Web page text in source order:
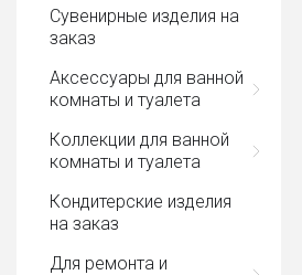
Сувенирные изделия на
заказ
Аксессуары для ванной
комнаты и туалета
Коллекции для ванной
комнаты и туалета
Кондитерские изделия
на заказ
Для ремонта и